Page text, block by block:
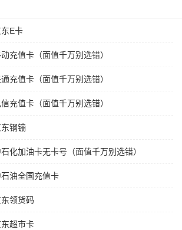
E卡
充值卡（面值千万别选错）
充值卡（面值千万别选错）
充值卡（面值千万别选错）
钢镚
化加油卡无卡号（面值千万别选错）
油全国充值卡
领货码
超市卡